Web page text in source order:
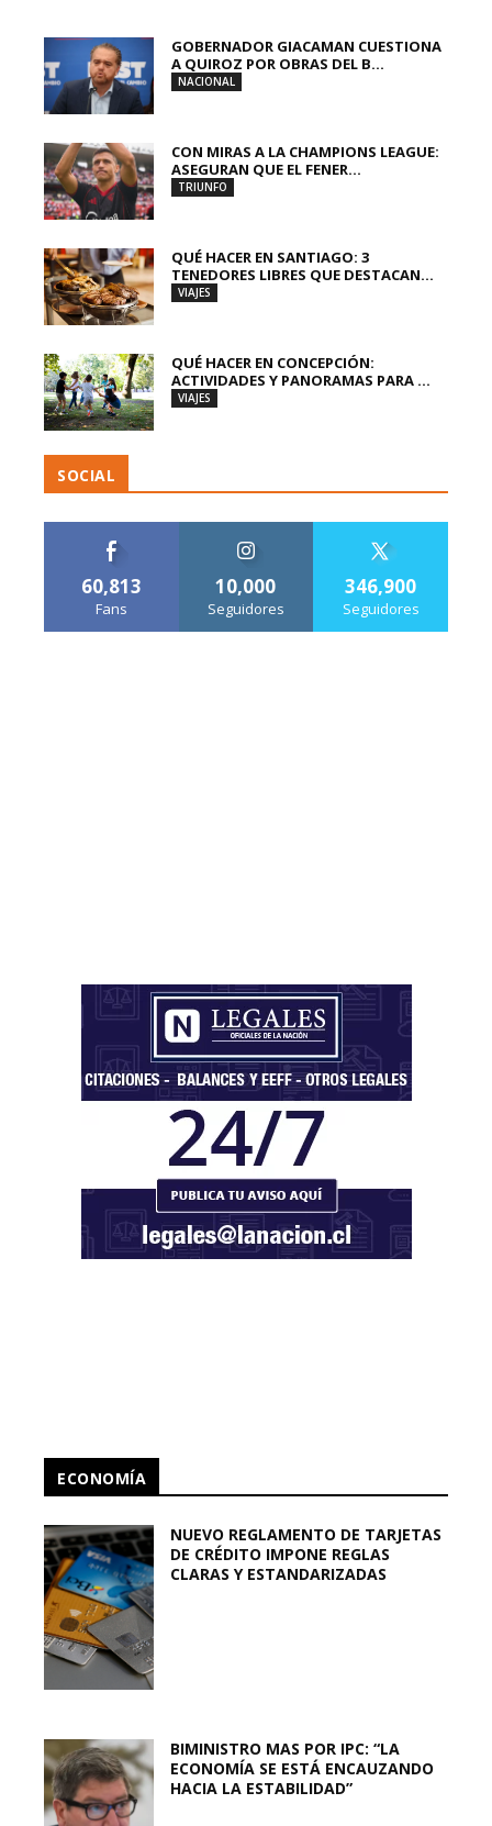
GOBERNADOR GIACAMAN CUESTIONA
A QUIROZ POR OBRAS DEL B...
NACIONAL
CON MIRAS A LA CHAMPIONS LEAGUE:
ASEGURAN QUE EL FENER...
TRIUNFO
QUÉ HACER EN SANTIAGO: 3
TENEDORES LIBRES QUE DESTACAN...
VIAJES
QUÉ HACER EN CONCEPCIÓN:
ACTIVIDADES Y PANORAMAS PARA ...
VIAJES
SOCIAL
60,813
Fans
10,000
Seguidores
346,900
Seguidores
ECONOMÍA
NUEVO REGLAMENTO DE TARJETAS
DE CRÉDITO IMPONE REGLAS
CLARAS Y ESTANDARIZADAS
BIMINISTRO MAS POR IPC: “LA
ECONOMÍA SE ESTÁ ENCAUZANDO
HACIA LA ESTABILIDAD”